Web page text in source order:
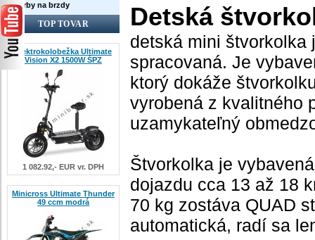
Farby na brzdy
TOP TOVAR
Elektrokolobežka Ultimate
Vision X2 1500W ŠPZ
1 082.92,- EUR vr. DPH
Minicross Ultimate Thunder
49 ccm modrá
Detská
detská mini štvorkolka
spracovaná. Je
ktorý dokáže
vyrobená z kvalitného
uzamykateľný
Štvorkolka je
dojazdu cca 13 až 18
70 kg zostáva QUAD
automatická, radí sa